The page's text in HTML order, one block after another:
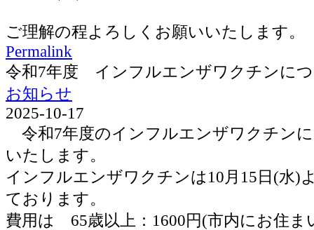
ご理解の程よろしくお願いいたします。
Permalink
令和7年度 インフルエンザワクチンに
お知らせ
2025-10-17
令和7年度のインフルエンザワクチン
いたします。
インフルエンザワクチンは10月15日(水)
ております。
費用は 65歳以上：1600円(市内にお住ま